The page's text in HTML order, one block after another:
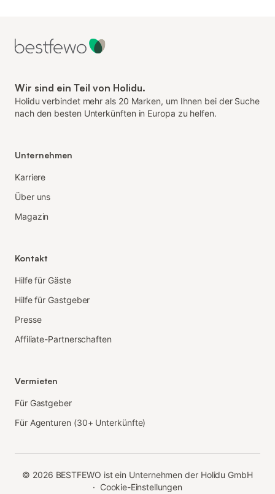
Wir sind ein Teil von Holidu.
Holidu verbindet mehr als 20 Marken, um Ihnen bei der Suche
nach den besten Unterkünften in Europa zu helfen.
Unternehmen
Karriere
Über uns
Magazin
Kontakt
Hilfe für Gäste
Hilfe für Gastgeber
Presse
Affiliate-Partnerschaften
Vermieten
Für Gastgeber
Für Agenturen (30+ Unterkünfte)
© 2026 BESTFEWO ist ein Unternehmen der Holidu GmbH
· Cookie-Einstellungen